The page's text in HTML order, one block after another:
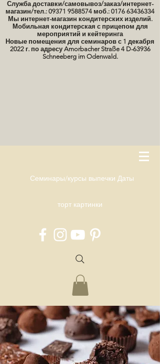
Служба доставки/самовывоз/заказ/интернет-
магазин/тел.: 09371 9588574 моб.: 0176 63436334
Мы интернет-магазин кондитерских изделий.
Мобильная кондитерская с прицепом для
мероприятий и кейтеринга
Новые помещения для семинаров с 1 декабря
2022 г. по адресу Amorbacher Straße 4 D-63936
Schneeberg im Odenwald.
Семинары/курсы выпечки Даты
торт картинки